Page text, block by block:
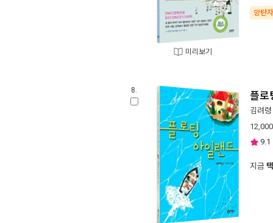
미리보기
양탄
8. 플로
김려령
12,000
9.1
지금